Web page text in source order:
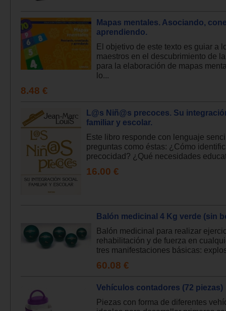
Mapas mentales. Asociando,
aprendiendo.
El objetivo de este texto es guiar a
maestros en el descubrimiento de
para la elaboración de mapas
lo...
8.48 €
L@s Niñ@s precoces. Su
familiar y escolar.
Este libro responde con lenguaje
preguntas como éstas: ¿Cómo
precocidad? ¿Qué necesidades
16.00 €
Balón medicinal 4 Kg verde (sin
Balón medicinal para realizar
rehabilitación y de fuerza en
tres manifestaciones básicas:
60.08 €
Vehículos contadores (72 piezas)
Piezas con forma de diferentes